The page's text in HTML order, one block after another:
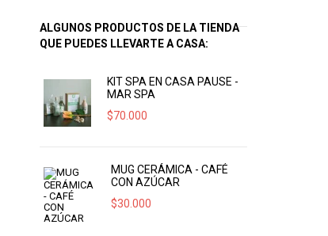
ALGUNOS PRODUCTOS DE LA TIENDA
QUE PUEDES LLEVARTE A CASA:
KIT SPA EN CASA PAUSE -
MAR SPA
$70.000
MUG CERÁMICA - CAFÉ
CON AZÚCAR
$30.000